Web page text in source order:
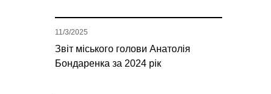
Звіт міського голови Анатолія
Бондаренка за 2024 рік
11/3/2025